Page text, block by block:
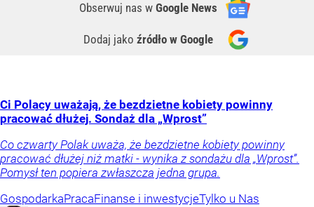
Obserwuj nas w Google News
Dodaj jako źródło w Google
Ci Polacy uważają, że bezdzietne kobiety powinny
pracować dłużej. Sondaż dla „Wprost”
Co czwarty Polak uważa, że bezdzietne kobiety powinny
pracować dłużej niż matki - wynika z sondażu dla „Wprost”.
Pomysł ten popiera zwłaszcza jedna grupa.
GospodarkaPracaFinanse i inwestycjeTylko u Nas